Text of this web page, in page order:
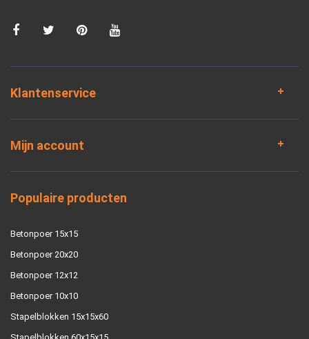
Klantenservice
Mijn account
Populaire producten
Betonpoer 15x15
Betonpoer 20x20
Betonpoer 12x12
Betonpoer 10x10
Stapelblokken 15x15x60